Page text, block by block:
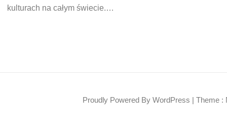
kulturach na całym świecie.…
Proudly Powered By WordPress | Theme :